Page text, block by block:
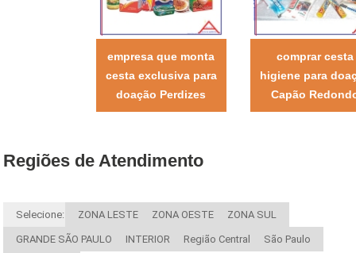
empresa que monta
cesta exclusiva para
doação Perdizes
comprar cesta
higiene para
Capão
Regiões de Atendimento
Selecione: ZONA LESTE ZONA OESTE ZONA SUL
GRANDE SÃO PAULO INTERIOR Região Central São Paulo